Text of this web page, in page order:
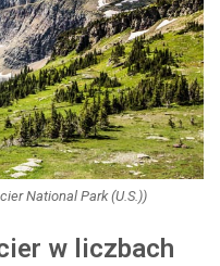
National Park (U.S.))
w liczbach